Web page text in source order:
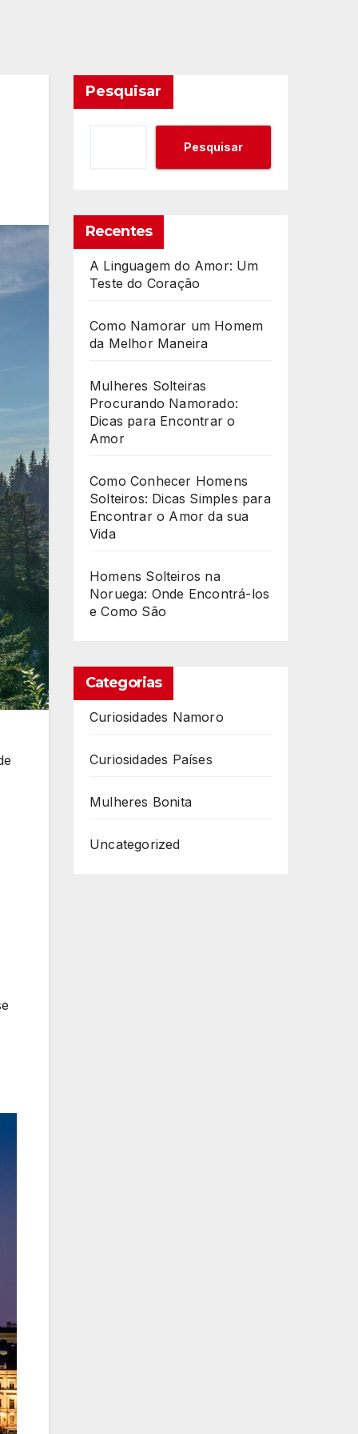
Pesquisar
Pesquisar
Recentes
A Linguagem do Amor: Um
Teste do Coração
Como Namorar um Homem
da Melhor Maneira
Mulheres Solteiras
Procurando Namorado:
Dicas para Encontrar o
Amor
Como Conhecer Homens
Solteiros: Dicas Simples para
Encontrar o Amor da sua
Vida
Homens Solteiros na
Noruega: Onde Encontrá-los
e Como São
Categorias
Curiosidades Namoro
Curiosidades Países
Mulheres Bonita
Uncategorized